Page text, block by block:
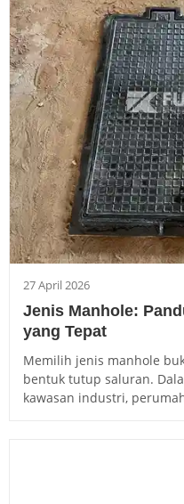
27 April 2026
Jenis Manhole:
yang Tepat
Memilih jenis manhole
bentuk tutup saluran.
kawasan industri,